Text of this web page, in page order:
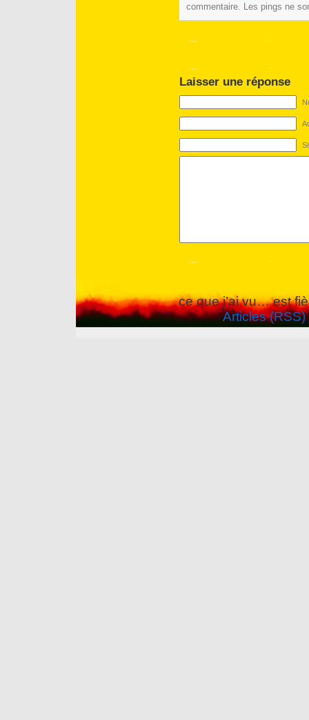
commentaire. Les pings ne
Laisser une réponse
ce que j’ai vu… est
Articles (RSS)